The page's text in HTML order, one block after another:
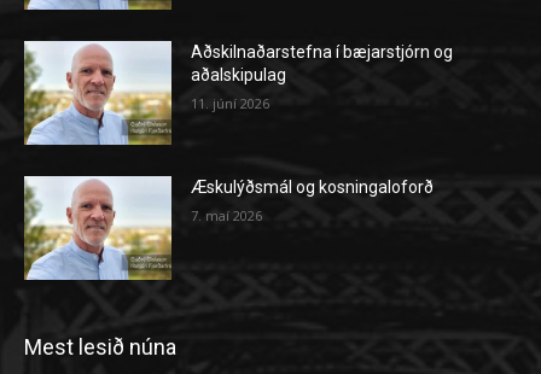
Aðskilnaðarstefna í bæjarstjórn og
aðalskipulag
11. júní 2026
Æskulýðsmál og kosningaloforð
7. maí 2026
Mest lesið núna